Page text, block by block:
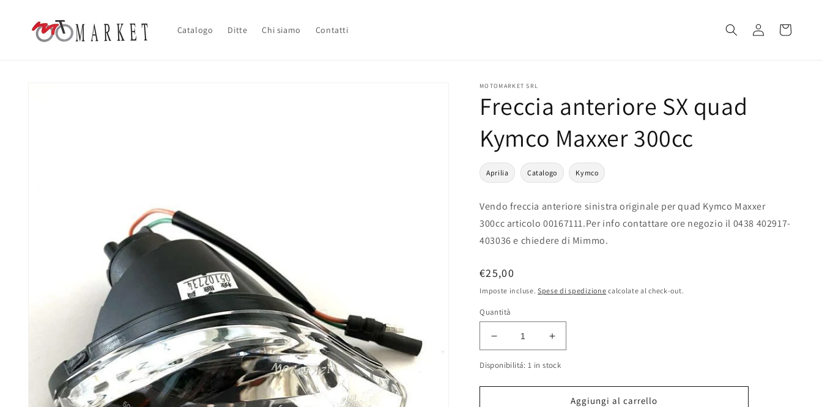
ai contenuti
Catalogo Ditte Chi siamo Contatti Accedi Carrello
MOTOMARKET SRL
Freccia anteriore SX quad
Kymco Maxxer 300cc
Aprilia Catalogo Kymco
Vendo freccia anteriore sinistra originale per quad Kymco Maxxer
300cc articolo 00167111.Per info contattare ore negozio il 0438 402917-
403036 e chiedere di Mimmo.
Prezzo
di
listino
€25,00
Imposte incluse.Spese di spedizione calcolate al check-out.
Quantità
Diminuisci
quantità
per
Aumenta
quantità
per
Disponibilitá: 1 in stock
Aggiungi al carrello